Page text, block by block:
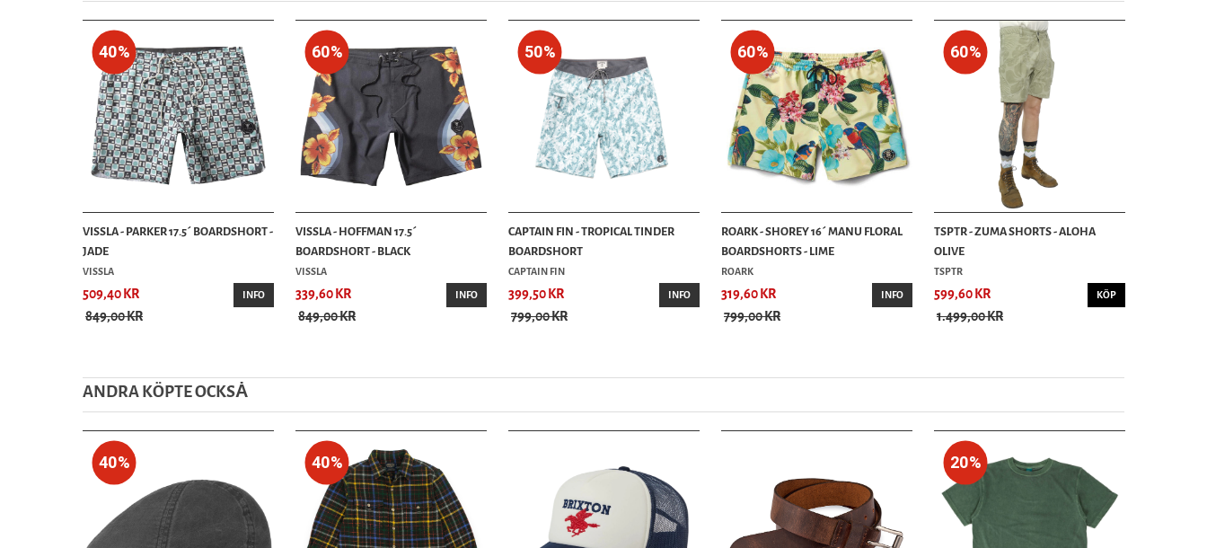
40%
VISSLA - PARKER 17.5´ BOARDSHORT -
JADE
VISSLA
509,40 KR
849,00 KR
INFO
60%
VISSLA - HOFFMAN 17.5´
BOARDSHORT - BLACK
VISSLA
339,60 KR
849,00 KR
INFO
50%
CAPTAIN FIN - TROPICAL TINDER
BOARDSHORT
CAPTAIN FIN
399,50 KR
799,00 KR
INFO
60%
ROARK - SHOREY 16´ MANU FLORAL
BOARDSHORTS - LIME
ROARK
319,60 KR
799,00 KR
INFO
60%
TSPTR - ZUMA SHORTS - ALOHA
OLIVE
TSPTR
599,60 KR
1.499,00 KR
KÖP
ANDRA KÖPTE OCKSȦ
40% 40% 20%